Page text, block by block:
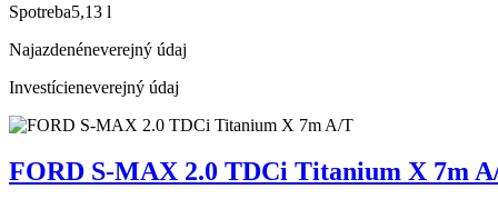
Spotreba5,13 l
Najazdenéneverejný údaj
Investícieneverejný údaj
FORD S-MAX 2.0 TDCi Titanium X 7m